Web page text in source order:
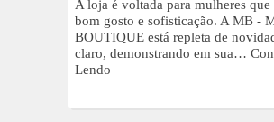
A loja é voltada para mulheres que
bom gosto e sofisticação. A MB -
BOUTIQUE está repleta de
claro, demonstrando em sua…
Lendo